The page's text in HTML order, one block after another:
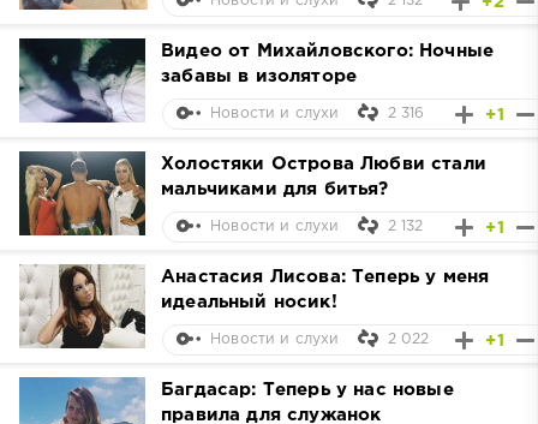
Видео от Михайловского: Ночные
забавы в изоляторе
+1
Новости и слухи 2 316
Холостяки Острова Любви стали
мальчиками для битья?
+1
Новости и слухи 2 132
Анастасия Лисова: Теперь у меня
идеальный носик!
+1
Новости и слухи 2 022
Багдасар: Теперь у нас новые
правила для служанок